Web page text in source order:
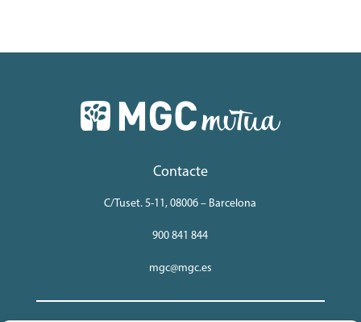
Contacte
C/Tuset. 5-11, 08006 – Barcelona
900 841 844
mgc@mgc.es